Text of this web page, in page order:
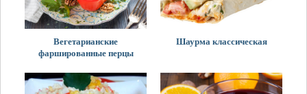
Вегетарианские
фаршированные перцы
Шаурма классическая